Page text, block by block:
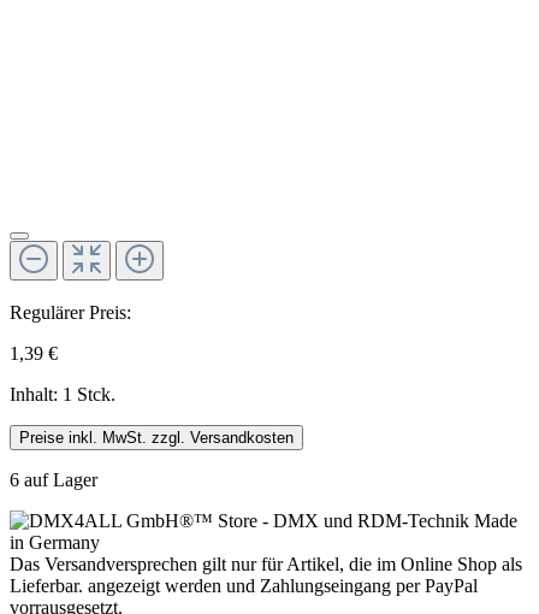
Regulärer Preis:
1,39 €
Inhalt: 1 Stck.
Preise inkl. MwSt. zzgl. Versandkosten
6 auf Lager
Das Versandversprechen gilt nur für Artikel, die im Online Shop als
Lieferbar. angezeigt werden und Zahlungseingang per PayPal
vorrausgesetzt.